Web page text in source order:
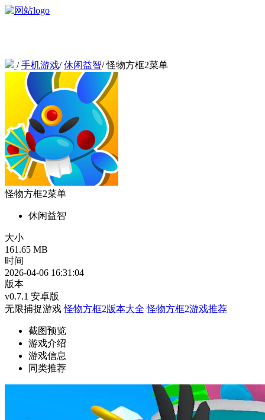
/手机游戏/休闲益智/怪物方框2菜单
怪物方框2菜单
休闲益智
大小
161.65 MB
时间
2026-04-06 16:31:04
版本
v0.7.1 安卓版
无限捕捉游戏 怪物方框2版本大全 怪物方框2游戏推荐
截图预览
游戏介绍
游戏信息
同类推荐